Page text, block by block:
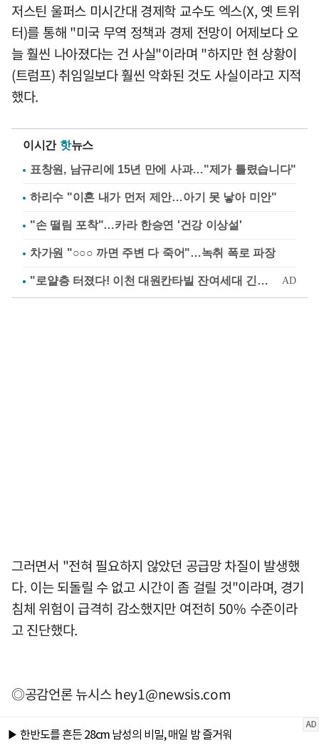
저스틴 울퍼스 미시간대 경제학 교수도 엑스(X, 옛 트위
터)를 통해 "미국 무역 정책과 경제 전망이 어제보다 오
늘 훨씬 나아졌다는 건 사실"이라며 "하지만 현 상황이
(트럼프) 취임일보다 훨씬 악화된 것도 사실이라고 지적
했다.
이시간 핫뉴스
표창원, 남규리에 15년 만에 사과…"제가 틀렸습니다"
하리수 "이혼 내가 먼저 제안…아기 못 낳아 미안"
"손 떨림 포착"…카라 한승연 '건강 이상설'
차가원 "○○○ 까면 주변 다 죽어"…녹취 폭로 파장
그러면서 "전혀 필요하지 않았던 공급망 차질이 발생했
다. 이는 되돌릴 수 없고 시간이 좀 걸릴 것"이라며, 경기
침체 위험이 급격히 감소했지만 여전히 50% 수준이라
고 진단했다.
◎공감언론 뉴시스hey1@newsis.com